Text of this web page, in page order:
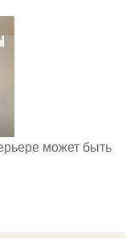
может быть